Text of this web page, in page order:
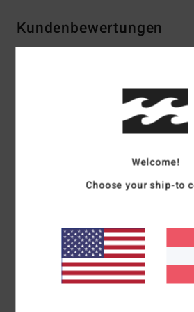
Kundenbewertungen
5.0/5
1 verifizierten
Größe
Welcome!
Choose your ship-to